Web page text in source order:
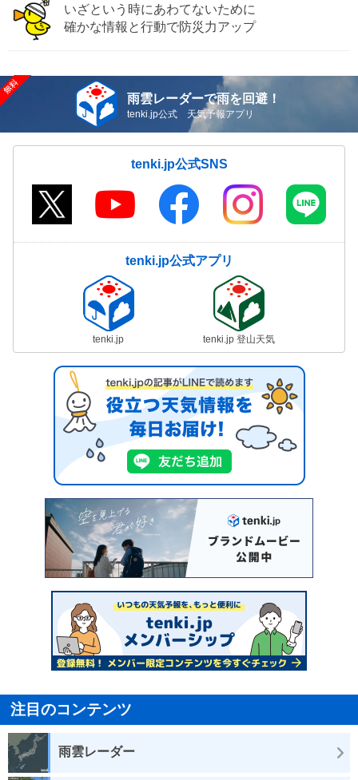
いざという時にあわてないために
確かな情報と行動で防災力アップ
雨雲レーダーで雨を回避！
tenki.jp公式 天気予報アプリ
tenki.jp公式SNS
tenki.jp公式アプリ
tenki.jp tenki.jp 登山天気
注目のコンテンツ
雨雲レーダー